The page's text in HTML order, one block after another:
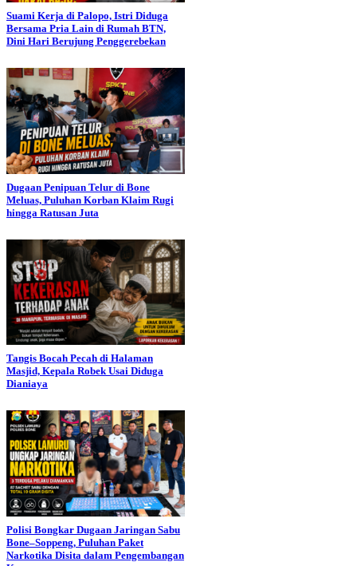
Suami Kerja di Palopo, Istri Diduga
Bersama Pria Lain di Rumah BTN,
Dini Hari Berujung Penggerebekan
Dugaan Penipuan Telur di Bone
Meluas, Puluhan Korban Klaim Rugi
hingga Ratusan Juta
Tangis Bocah Pecah di Halaman
Masjid, Kepala Robek Usai Diduga
Dianiaya
Polisi Bongkar Dugaan Jaringan Sabu
Bone–Soppeng, Puluhan Paket
Narkotika Disita dalam Pengembangan